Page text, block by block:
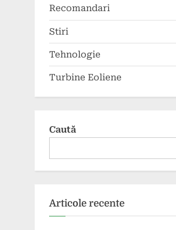
Recomandari
Stiri
Tehnologie
Turbine Eoliene
Caută
Articole recente